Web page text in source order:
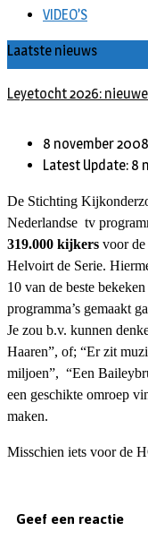
VIDEO’S
Laatste nieuws
Leyetocht 2026:
8 november 2008
Latest Update: 8
De Stichting
Nederlandse tv
319.000 kijkers voor de
Helvoirt de Serie.
10 van de beste
programma’s gemaakt
Je zou b.v. kunnen
Haaren”, of; “Er zit
miljoen”, “Een
een geschikte omroep
maken.
Misschien iets voor de
Geef een reactie